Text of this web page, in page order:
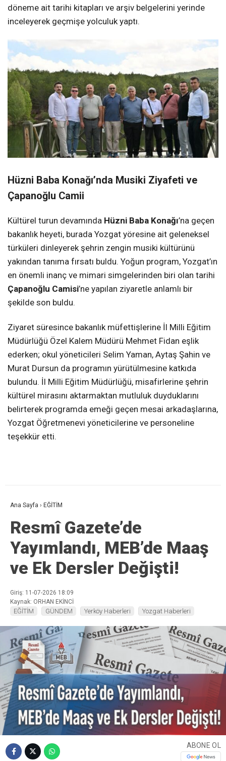
döneme ait tarihi kitapları ve arşiv belgelerini yerinde
inceleyerek geçmişe yolculuk yaptı.
Hüzni Baba Konağı’nda Musiki Ziyafeti ve
Çapanoğlu Camii
Kültürel turun devamında Hüzni Baba Konağı’na geçen
bakanlık heyeti, burada Yozgat yöresine ait geleneksel
türküleri dinleyerek şehrin zengin musiki kültürünü
yakından tanıma fırsatı buldu. Yoğun program, Yozgat’ın
en önemli inanç ve mimari simgelerinden biri olan tarihi
Çapanoğlu Camisi’ne yapılan ziyaretle anlamlı bir
şekilde son buldu.
Ziyaret süresince bakanlık müfettişlerine İl Milli Eğitim
Müdürlüğü Özel Kalem Müdürü Mehmet Fidan eşlik
ederken; okul yöneticileri Selim Yaman, Aytaş Şahin ve
Murat Dursun da programın yürütülmesine katkıda
bulundu. İl Milli Eğitim Müdürlüğü, misafirlerine şehrin
kültürel mirasını aktarmaktan mutluluk duyduklarını
belirterek programda emeği geçen mesai arkadaşlarına,
Yozgat Öğretmenevi yöneticilerine ve personeline
teşekkür etti.
Ana Sayfa › EĞİTİM
Resmî Gazete’de
Yayımlandı, MEB’de Maaş
ve Ek Dersler Değişti!
Giriş: 11-07-2026 18:09
Kaynak: ORHAN EKİNCİ
EĞİTİM GÜNDEM Yerköy Haberleri Yozgat Haberleri
ABONE OL